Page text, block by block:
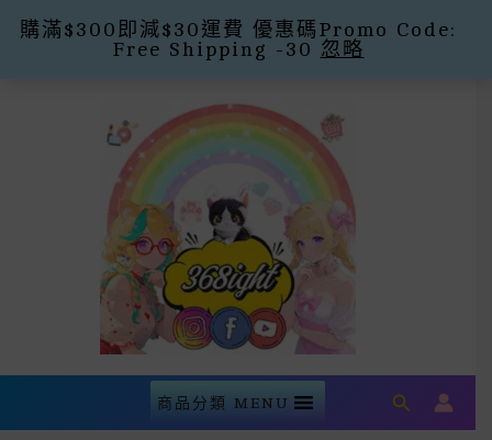
購滿$300即減$30運費 優惠碼Promo Code:
Free Shipping -30 忽略
商品分類 MENU Search